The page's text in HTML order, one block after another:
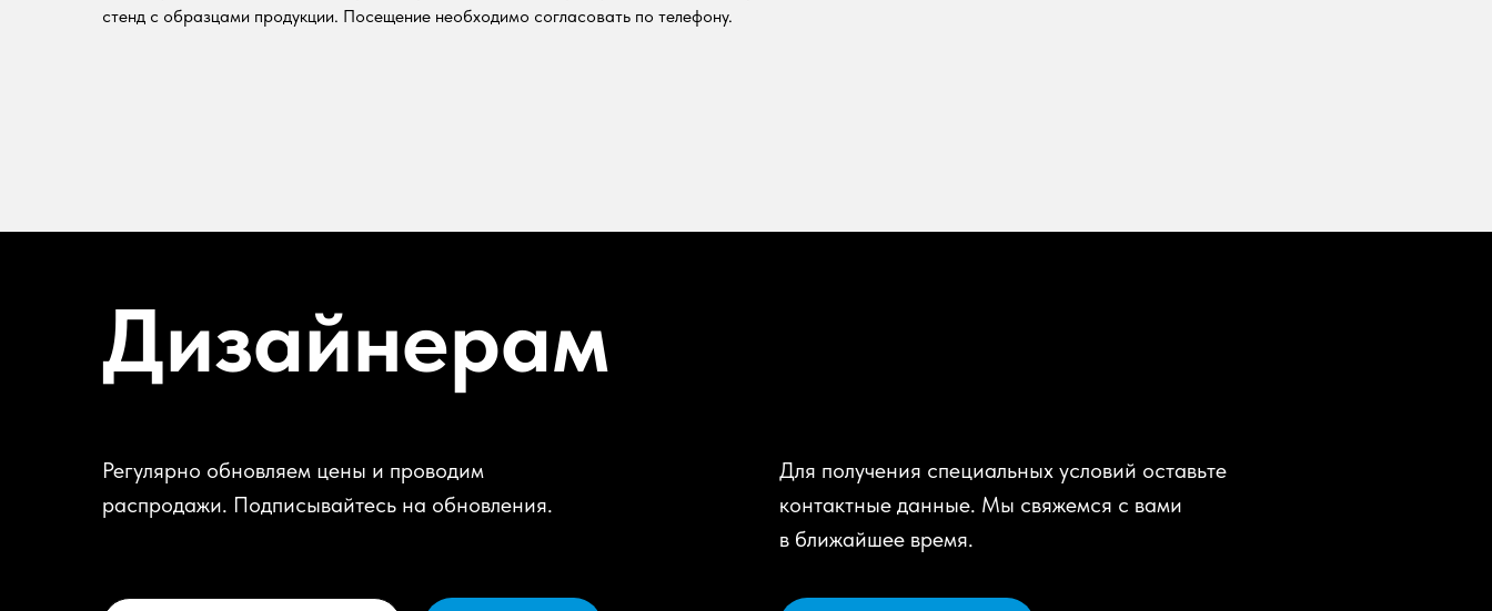
стенд с образцами продукции. Посещение необходимо согласовать по телефону.
Дизайнерам
Регулярно обновляем цены и проводим
распродажи. Подписывайтесь на обновления.
Для получения специальных условий оставьте
контактные данные. Мы свяжемся с вами
в ближайшее время.